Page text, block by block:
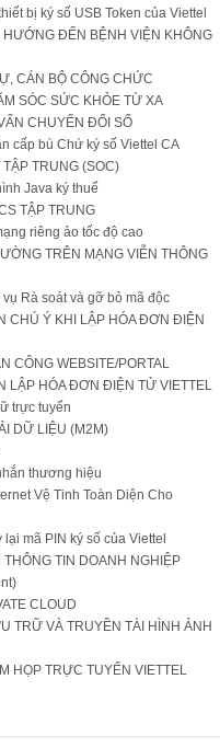
bị ký số USB Token của Viettel
ĐẾN BỆNH VIỆN KHÔNG
CÁN BỘ CÔNG CHỨC
SÓC SỨC KHỎE TỪ XA
CHUYỂN ĐỔI SỐ
cấp bù Chứ ký số Viettel CA
TRUNG (SOC)
Java ký thuế
TẬP TRUNG
riêng ảo tốc độ cao
TRÊN MẠNG VIỄN THÔNG
Rà soát và gỡ bỏ mã độc
CHÚ Ý KHI LẬP HÓA ĐƠN ĐIỆN
CÔNG WEBSITE/PORTAL
LẬP HÓA ĐƠN ĐIỆN TỬ VIETTEL
trực tuyến
DỮ LIỆU (M2M)
thương hiệu
Vệ Tinh Toàn Diện Cho
mã PIN ký số của Viettel
TIN DOANH NGHIỆP
CLOUD
TRỮ VÀ TRUYỀN TÀI HÌNH ẢNH
HỌP TRỰC TUYẾN VIETTEL